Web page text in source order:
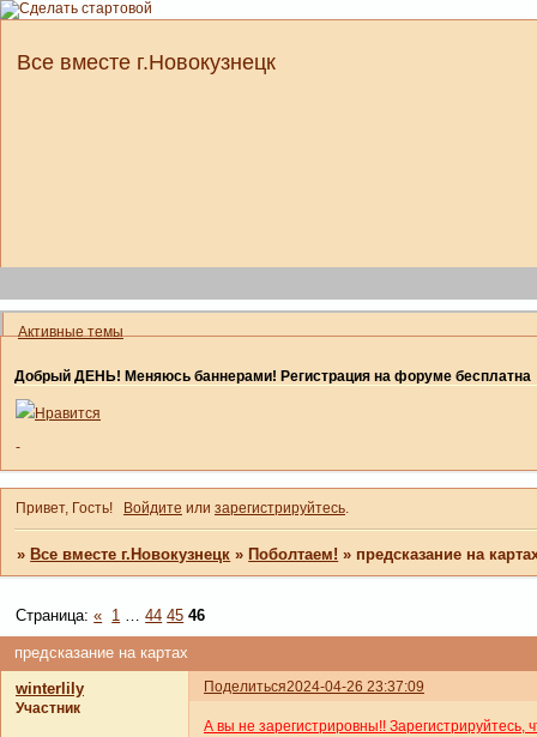
Все вместе г.Новокузнецк
Активные темы
Добрый ДЕНЬ! Меняюсь баннерами! Регистрация на форуме бесплатна
Нравится
-
Привет, Гость! Войдите или зарегистрируйтесь.
»Все вместе г.Новокузнецк »Поболтаем! » предсказание на
предсказание на картах
Страница:« 1 … 44 45 46
Поделиться2024-04-26 23:37:09
winterlily
Участник
А вы не зарегистрировны!! Зарегистрируйтесь,